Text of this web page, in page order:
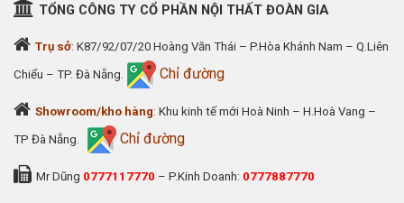
TỔNG CÔNG TY CỔ PHẦN NỘI THẤT ĐOÀN GIA
Trụ sở: K87/92/07/20 Hoàng Văn Thái – P.Hòa Khánh Nam – Q.Liên
Chiểu – TP. Đà Nẵng. Chỉ đường
Showroom/kho hàng: Khu kinh tế mới Hoà Ninh – H.Hoà Vang –
TP Đà Nẵng. Chỉ đường
Mr Dũng 0777117770 – P.Kinh Doanh: 0777887770